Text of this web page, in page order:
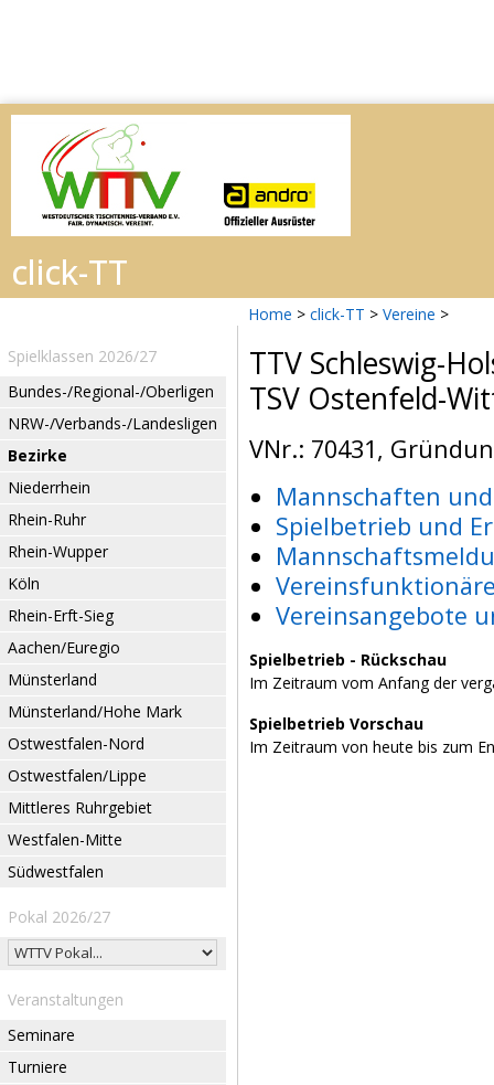
Home > click-TT > Vereine >
Spielklassen 2026/27
Bundes-/Regional-/Oberligen
NRW-/Verbands-/Landesligen
Bezirke
Niederrhein
Rhein-Ruhr
Rhein-Wupper
Köln
Rhein-Erft-Sieg
Aachen/Euregio
Münsterland
Münsterland/Hohe Mark
Ostwestfalen-Nord
Ostwestfalen/Lippe
Mittleres Ruhrgebiet
Westfalen-Mitte
Südwestfalen
Pokal 2026/27
Veranstaltungen
Seminare
Turniere
TTV Schleswig-
TSV Ostenfeld-
VNr.: 70431,
Mannschaften
Spielbetrieb und
Vereinsangebote
Spielbetrieb - Rückschau
Im Zeitraum vom Anfang der
Spielbetrieb Vorschau
Im Zeitraum von heute bis zum